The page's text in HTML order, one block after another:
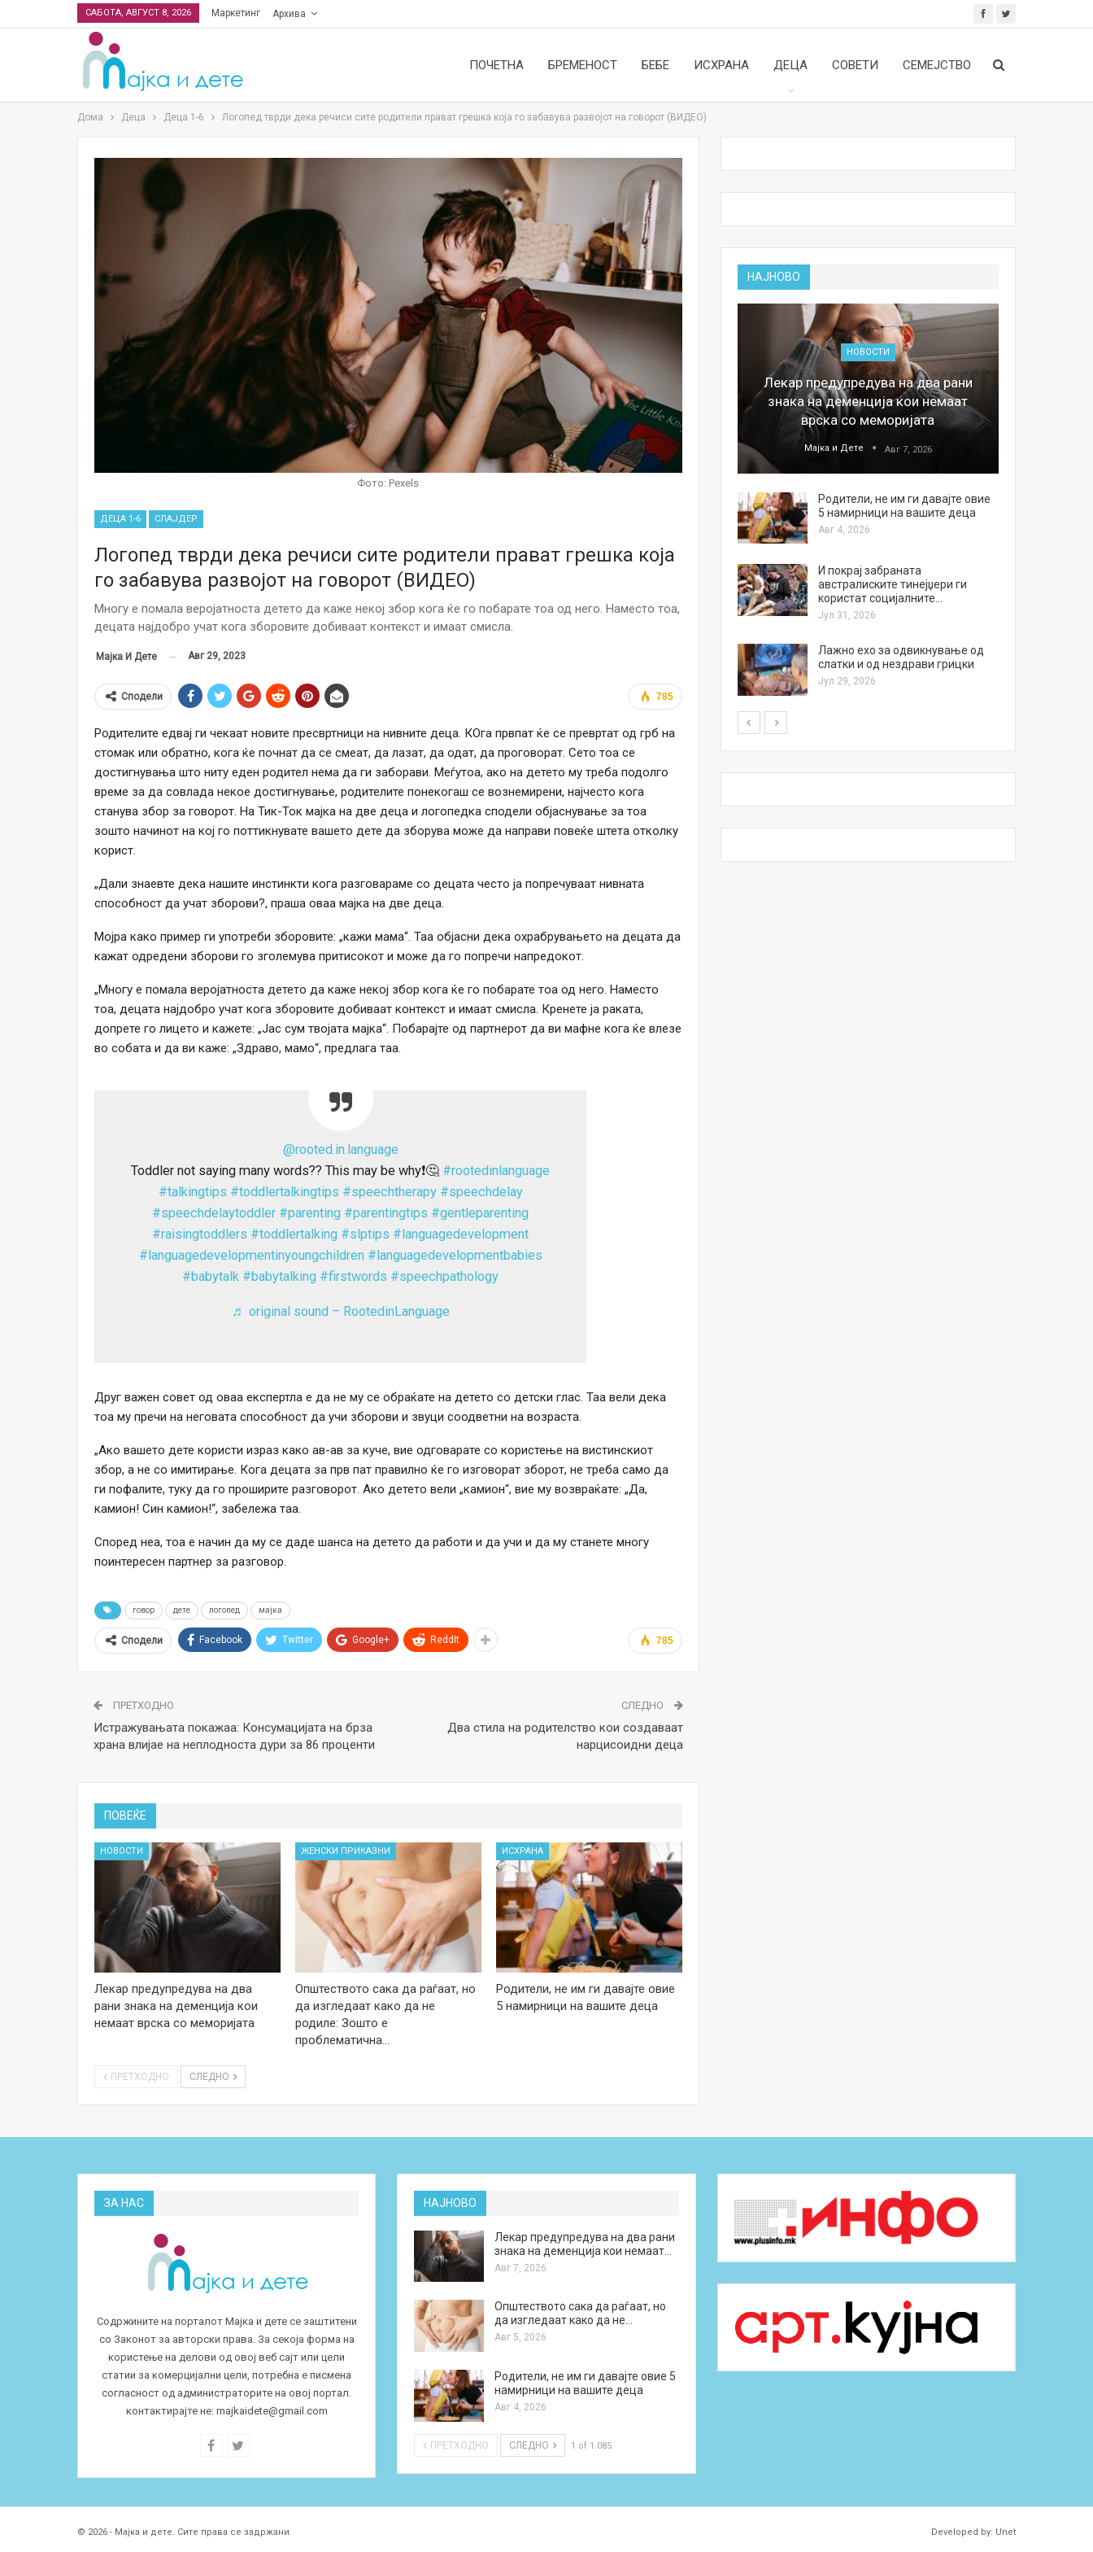
САБОТА, АВГУСТ 8, 2026 Маркетинг Архива
ПОЧЕТНА БРЕМЕНОСТ БЕБЕ ИСХРАНА ДЕЦА СОВЕТИ СЕМЕЈСТВО
Дома Деца Деца 1-6 Логопед тврди дека речиси сите родители прават грешка која го забавува развојот на говорот (ВИДЕО)
Фото: Pexels
ДЕЦА 1-6 СЛАЈДЕР
Логопед тврди дека речиси сите родители прават грешка која
го забавува развојот на говорот (ВИДЕО)
Многу е помала веројатноста детето да каже некој збор кога ќе го побарате тоа од него. Наместо тоа,
децата најдобро учат кога зборовите добиваат контекст и имаат смисла.
Мајка И Дете Авг 29, 2023
785
Сподели
Родителите едвај ги чекаат новите пресвртници на нивните деца. КОга првпат ќе се превртат од грб на
стомак или обратно, кога ќе почнат да се смеат, да лазат, да одат, да проговорат. Сето тоа се
достигнувања што ниту еден родител нема да ги заборави. Меѓутоа, ако на детето му треба подолго
време за да совлада некое достигнување, родителите понекогаш се вознемирени, најчесто кога
станува збор за говорот. На Тик-Ток мајка на две деца и логопедка сподели објаснување за тоа
зошто начинот на кој го поттикнувате вашето дете да зборува може да направи повеќе штета отколку
корист.
„Дали знаевте дека нашите инстинкти кога разговараме со децата често ја попречуваат нивната
способност да учат зборови?, праша оваа мајка на две деца.
Мојра како пример ги употреби зборовите: „кажи мама“. Таа објасни дека охрабрувањето на децата да
кажат одредени зборови го зголемува притисокот и може да го попречи напредокот.
„Многу е помала веројатноста детето да каже некој збор кога ќе го побарате тоа од него. Наместо
тоа, децата најдобро учат кога зборовите добиваат контекст и имаат смисла. Кренете ја раката,
допрете го лицето и кажете: „Јас сум твојата мајка“. Побарајте од партнерот да ви мафне кога ќе влезе
во собата и да ви каже: „Здраво, мамо“, предлага таа.
@rooted.in.language
Toddler not saying many words?? This may be why❗️🤔 #rootedinlanguage
#talkingtips #toddlertalkingtips #speechtherapy #speechdelay
#speechdelaytoddler #parenting #parentingtips #gentleparenting
#raisingtoddlers #toddlertalking #slptips #languagedevelopment
#languagedevelopmentinyoungchildren #languagedevelopmentbabies
#babytalk #babytalking #firstwords #speechpathology
♬ original sound – RootedinLanguage
Друг важен совет од оваа експертла е да не му се обраќате на детето со детски глас. Таа вели дека
тоа му пречи на неговата способност да учи зборови и звуци соодветни на возраста.
„Ако вашето дете користи израз како ав-ав за куче, вие одговарате со користење на вистинскиот
збор, а не со имитирање. Кога децата за прв пат правилно ќе го изговорат зборот, не треба само да
ги пофалите, туку да го проширите разговорот. Ако детето вели „камион“, вие му возвраќате: „Да,
камион! Син камион!“, забележа таа.
Според неа, тоа е начин да му се даде шанса на детето да работи и да учи и да му станете многу
поинтересен партнер за разговор.
говор дете логопед мајка
785
Сподели Facebook Twitter Google+ ReddIt
ПРЕТХОДНО
Истражувањата покажаа: Консумацијата на брза
храна влијае на неплодноста дури за 86 проценти
СЛЕДНО
Два стила на родителство кои создаваат
нарцисоидни деца
ПОВЕЌЕ
НОВОСТИ
Лекар предупредува на два
рани знака на деменција кои
немаат врска со меморијата
ЖЕНСКИ ПРИКАЗНИ
Општеството сака да раѓаат, но
да изгледаат како да не
родиле: Зошто е
проблематична…
ИСХРАНА
Родители, не им ги давајте овие
5 намирници на вашите деца
ПРЕТХОДНО СЛЕДНО
НАЈНОВО
НОВОСТИ
Финците вложија милион евра во
кал, за посилен имунитет на децата
Мајка и Дете Јул 24, 2026
многу…
случува еднаш на…
НОВОСТИ
Лекар предупредува на два рани
знака на деменција кои немаат
врска со меморијата
Мајка и Дете Авг 7, 2026
Родители, не им ги давајте овие
5 намирници на вашите деца
Авг 4, 2026
И покрај забраната
австралиските тинејџери ги
користат социјалните…
Јул 31, 2026
Лажно ехо за одвикнување од
слатки и од нездрави грицки
Јул 29, 2026
ЗА НАС
Содржините на порталот Мајка и дете се заштитени
со Законот за авторски права. За секоја форма на
користење на делови од овој веб сајт или цели
статии за комерцијални цели, потребна е писмена
согласност од администраторите на овој портал.
контактирајте не: majkaidete@gmail.com
НАЈНОВО
Лекар предупредува на два рани
знака на деменција кои немаат…
Авг 7, 2026
Општеството сака да раѓаат, но
да изгледаат како да не…
Авг 5, 2026
Родители, не им ги давајте овие 5
намирници на вашите деца
Авг 4, 2026
ПРЕТХОДНО СЛЕДНО 1 of 1.085
© 2026 - Мајка и дете. Сите права се задржани Developed by: Unet